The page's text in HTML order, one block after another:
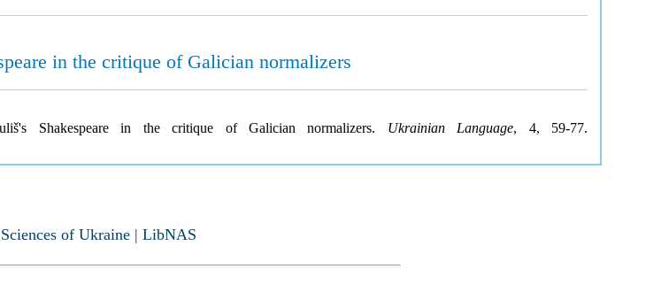
in the critique of Galician normalizers
Shakespeare in the critique of Galician normalizers. Ukrainian Language, 4, 59-77.
of Ukraine | LibNAS